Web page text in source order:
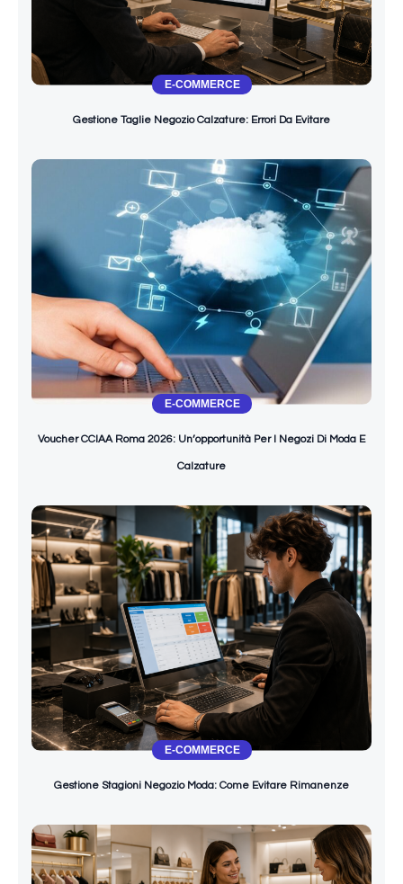
E-COMMERCE
Gestione Taglie Negozio Calzature: Errori Da Evitare
E-COMMERCE
Voucher CCIAA Roma 2026: Un’opportunità Per I Negozi Di Moda E
Calzature
E-COMMERCE
Gestione Stagioni Negozio Moda: Come Evitare Rimanenze